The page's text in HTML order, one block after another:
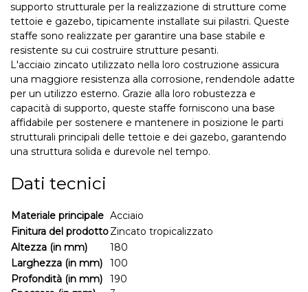
supporto strutturale per la realizzazione di strutture come
tettoie e gazebo, tipicamente installate sui pilastri. Queste
staffe sono realizzate per garantire una base stabile e
resistente su cui costruire strutture pesanti.
L'acciaio zincato utilizzato nella loro costruzione assicura
una maggiore resistenza alla corrosione, rendendole adatte
per un utilizzo esterno. Grazie alla loro robustezza e
capacità di supporto, queste staffe forniscono una base
affidabile per sostenere e mantenere in posizione le parti
strutturali principali delle tettoie e dei gazebo, garantendo
una struttura solida e durevole nel tempo.
Dati tecnici
Materiale principale Acciaio
Finitura del prodottoZincato tropicalizzato
Altezza (in mm)
180
Larghezza (in mm)
100
Profondità (in mm)
190